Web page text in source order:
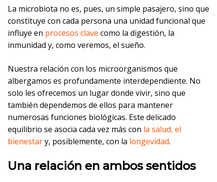
La microbiota no es, pues, un simple pasajero, sino que
constituye con cada persona una unidad funcional que
influye en procesos clave como la digestión, la
inmunidad y, como veremos, el sueño.
Nuestra relación con los microorganismos que
albergamos es profundamente interdependiente. No
solo les ofrecemos un lugar donde vivir, sino que
también dependemos de ellos para mantener
numerosas funciones biológicas. Este delicado
equilibrio se asocia cada vez más con la salud, el
bienestary, posiblemente, con la longevidad.
Una relación en ambos sentidos